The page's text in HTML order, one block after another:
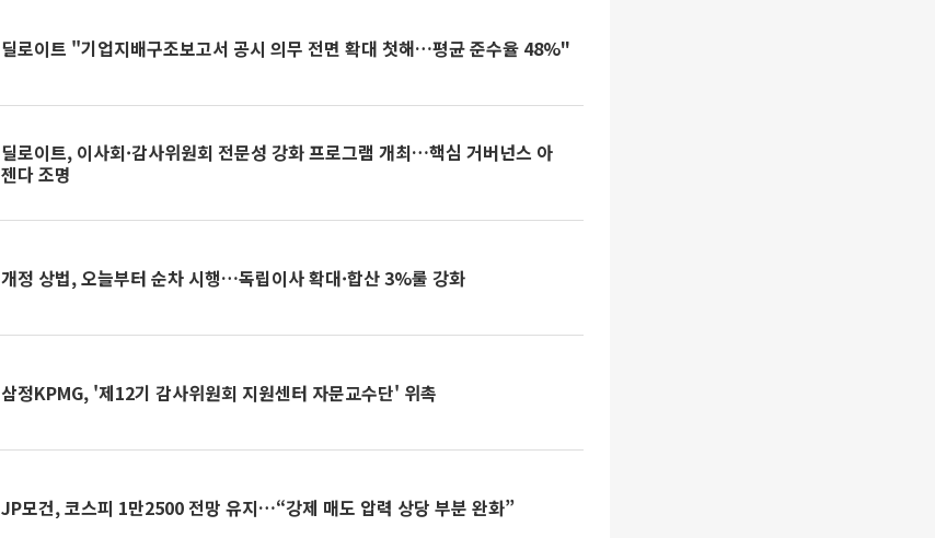
딜로이트 "기업지배구조보고서 공시 의무 전면 확대 첫해…평균 준수율 48%"
딜로이트, 이사회·감사위원회 전문성 강화 프로그램 개최…핵심 거버넌스 아
젠다 조명
개정 상법, 오늘부터 순차 시행…독립이사 확대·합산 3%룰 강화
삼정KPMG, '제12기 감사위원회 지원센터 자문교수단' 위촉
JP모건, 코스피 1만2500 전망 유지…“강제 매도 압력 상당 부분 완화”